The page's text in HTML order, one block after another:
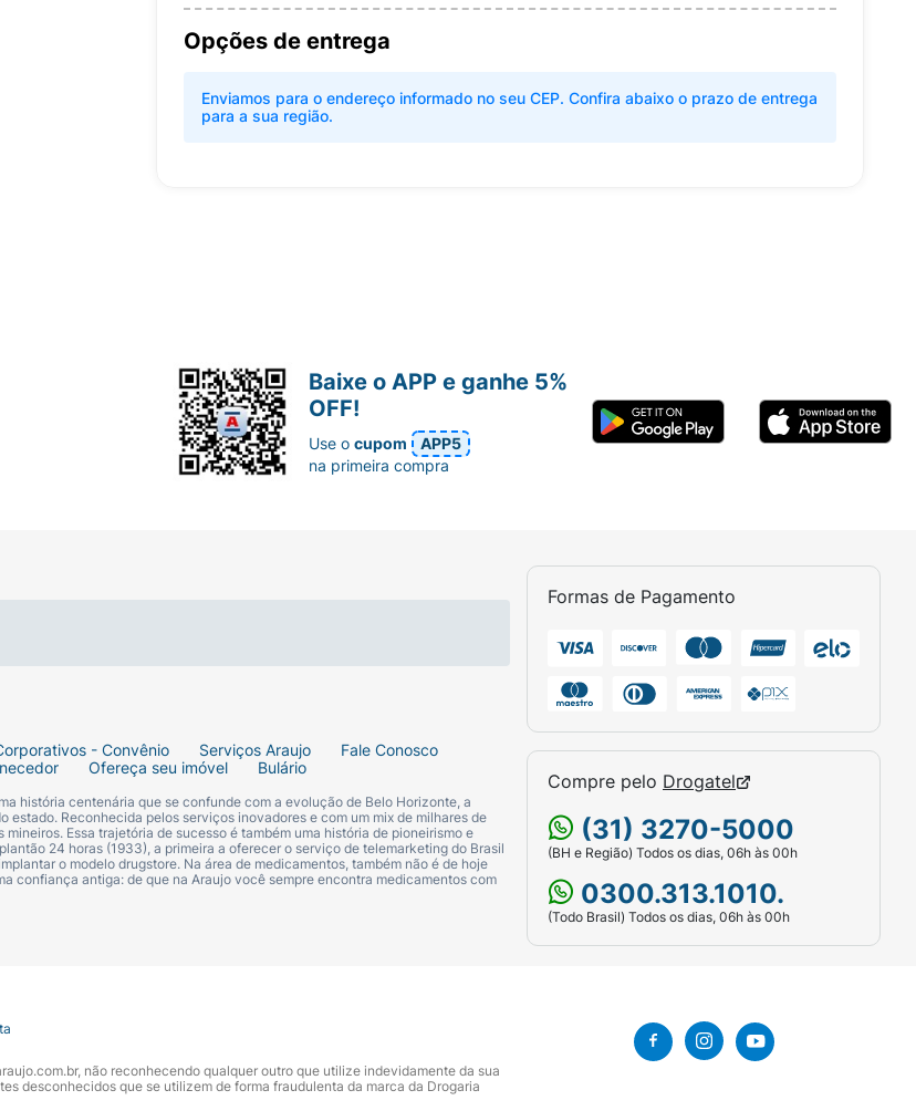
Opções de entrega
Enviamos para o endereço informado no seu CEP. Confira abaixo o prazo de entrega
para a sua região.
- Convênio Serviços Araujo
Fale Conosco
Ofereça seu imóvel Bulário
história centenária que se confunde com a evolução de Belo Horizonte, a
Reconhecida pelos serviços inovadores e com um mix de milhares de
Essa trajetória de sucesso é também uma história de pioneirismo e
24 horas (1933), a primeira a oferecer o serviço de telemarketing do Brasil
o modelo drugstore. Na área de medicamentos, também não é de hoje
confiança antiga: de que na Araujo você sempre encontra medicamentos com
Formas de Pagamento
Compre pelo Drogatel
(31) 3270-5000
(BH e Região) Todos os dias, 06h às 00h
0300.313.1010.
(Todo Brasil) Todos os dias, 06h às 00h
Baixe o APP e ganhe 5%
OFF!
Use ocupom
APP5
na primeira compra
não reconhecendo qualquer outro que utilize indevidamente da sua
desconhecidos que se utilizem de forma fraudulenta da marca da Drogaria